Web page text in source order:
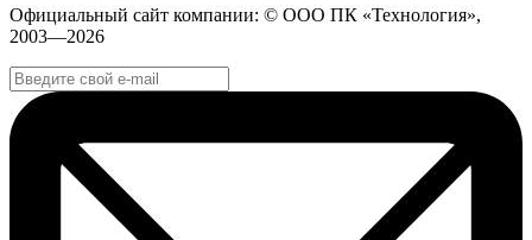
Официальный сайт компании: © ООО ПК «Технология»,
2003—2026